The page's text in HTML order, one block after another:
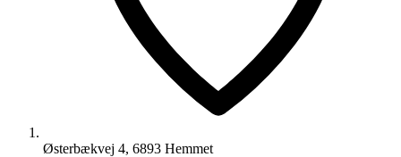
Østerbækvej 4, 6893 Hemmet